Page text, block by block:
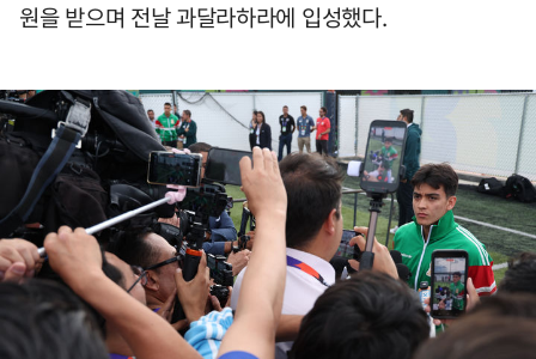
원을 받으며 전날 과달라하라에 입성했다.